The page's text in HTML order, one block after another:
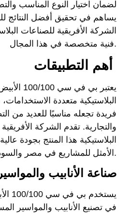
لضمان اختيار النوع المناسب
يساهم في تحقيق أفضل النتائج
الشركة الأفريقية للصناعات
فنية متخصصة في هذا المجال.
يعتبر بي في
البلاستيكية متعددة
فريدة تجعله مناسبًا للعديد من
والتجارية. تقدم الشركة
البلاستيكية هذا المنتج بجودة
الأمثل للمشاريع في مصر والسودان.
صناعة الأنابيب والمواسير
في تصنيع الأنابيب والمواسير